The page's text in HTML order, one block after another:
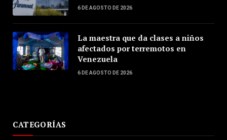
6 DE AGOSTO DE 2026
La maestra que da clases a niños
afectados por terremotos en
Venezuela
6 DE AGOSTO DE 2026
CATEGORÍAS